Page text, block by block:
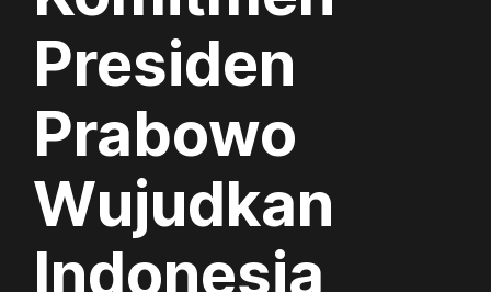
Presiden
Prabowo
Wujudkan
Indonesia